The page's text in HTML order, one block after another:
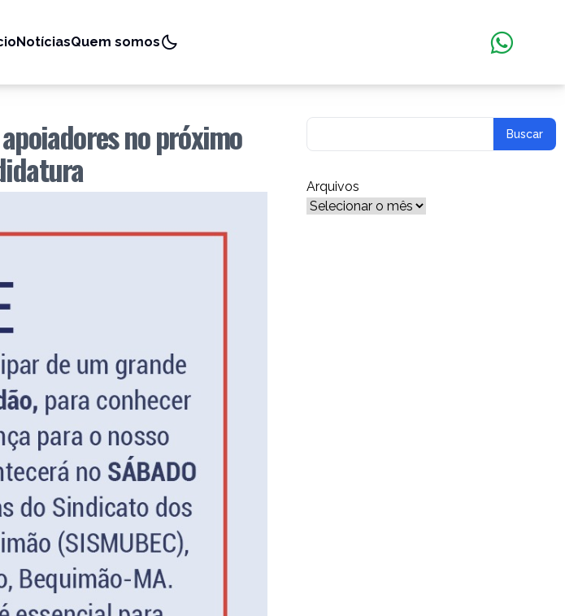
NotíciasQuem somos
no próximo
Arquivos
Arquivos